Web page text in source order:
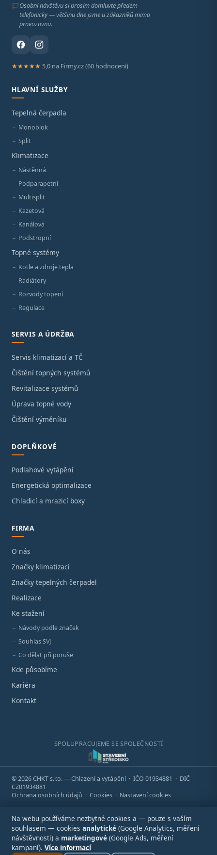
Osobní návštěvu si prosím domluvte předem
telefonicky — většinu dne jsme u zákazníků mimo
provozovnu.
★★★★★ 5,0 na Firmy.cz (60 hodnocení)
HLAVNÍ SLUŽBY
Tepelná čerpadla
Monoblok
Split
Klimatizace
Nástěnná
Podparapetní
Multisplit
Kazetová
Kanálová
Podstropní
Topné systémy
Kotle a zdroje tepla
Radiátory
Rozvody topení
Regulace
SERVIS A ÚDRŽBA
Servis klimatizací a TČ
Čištění topných systémů
Revitalizace systémů
Úprava topné vody
Čištění výměníku
DOPLŇKOVÉ
Podlahové vytápění
Energetická optimalizace
Chladicí a mrazicí boxy
FIRMA
O nás
Značky klimatizací
Značky tepelných čerpadel
Realizace
Ke stažení
Návody podle značek
Souhlas SVJ
Co dělat při poruše
Kde působíme
Kariéra
Kontakt
SPOLUPRACUJEME SE SPOLEČNOSTÍ
© 2026 CHKT s.r.o. — Chlazení a vytápění · IČO 01934881 · DIČ
CZ01934881
Ochrana osobních údajů · Cookies · Nastavení cookies
Na webu používáme nezbytné cookies a — pouze s vaším
souhlasem — cookies analytické (Google Analytics, měření
návštěvnosti) a marketingové (Google Ads, měření
kampaní). Více informací